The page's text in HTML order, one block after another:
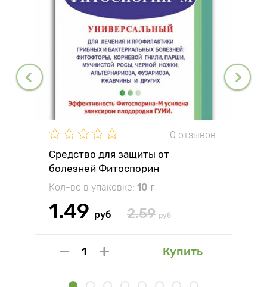
0 отзывов
Средство для защиты от
болезней Фитоспорин
Кол-во в упаковке: 10 г
1.49 руб 2.59 руб
Купить